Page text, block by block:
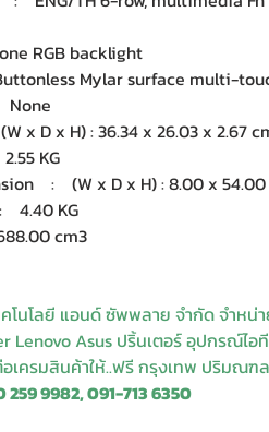
RGB backlight
Mylar surface multi-
D x H) : 36.34 x 26.03 x 2.67
KG
: (W x D x H) : 8.00 x 54.00
4.40 KG
cm3
โนโลยี แอนด์ ซัพพลาย จำกัด จำหน่
Lenovo Asus ปริ้นเตอร์ อุปกรณ์ไ
เครมสินค้าให้..ฟรี กรุงเทพ ปริมณฑ
259 9982, 091-713 6350